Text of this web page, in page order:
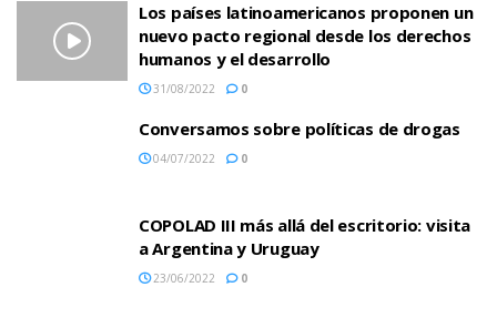
Los países latinoamericanos proponen un
nuevo pacto regional desde los derechos
humanos y el desarrollo
31/08/2022 0
Conversamos sobre políticas de drogas
04/07/2022 0
COPOLAD III más allá del escritorio: visita
a Argentina y Uruguay
23/06/2022 0